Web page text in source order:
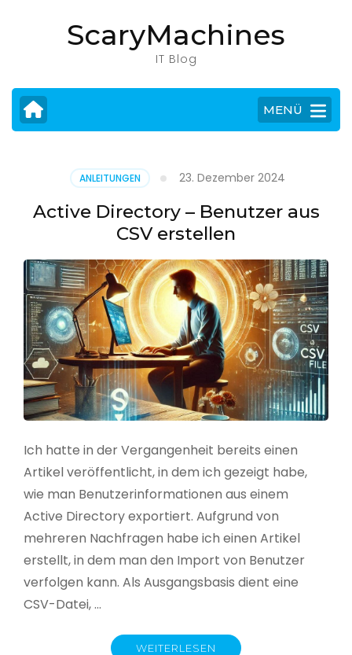
drücken)
ScaryMachines
IT Blog
MENÜ
ANLEITUNGEN 23. Dezember 2024
Active Directory – Benutzer aus
CSV erstellen
Ich hatte in der Vergangenheit bereits einen
Artikel veröffentlicht, in dem ich gezeigt habe,
wie man Benutzerinformationen aus einem
Active Directory exportiert. Aufgrund von
mehreren Nachfragen habe ich einen Artikel
erstellt, in dem man den Import von Benutzer
verfolgen kann. Als Ausgangsbasis dient eine
CSV-Datei, …
WEITERLESEN